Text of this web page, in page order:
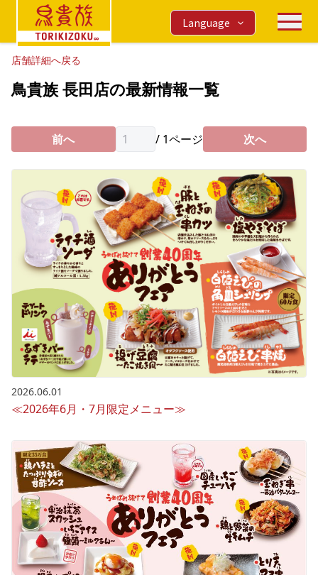
Language
店舗詳細へ戻る
鳥貴族 長田店の最新情報一覧
前へ / 1ページ 次へ
2026.06.01
≪2026年6月・7月限定メニュー≫